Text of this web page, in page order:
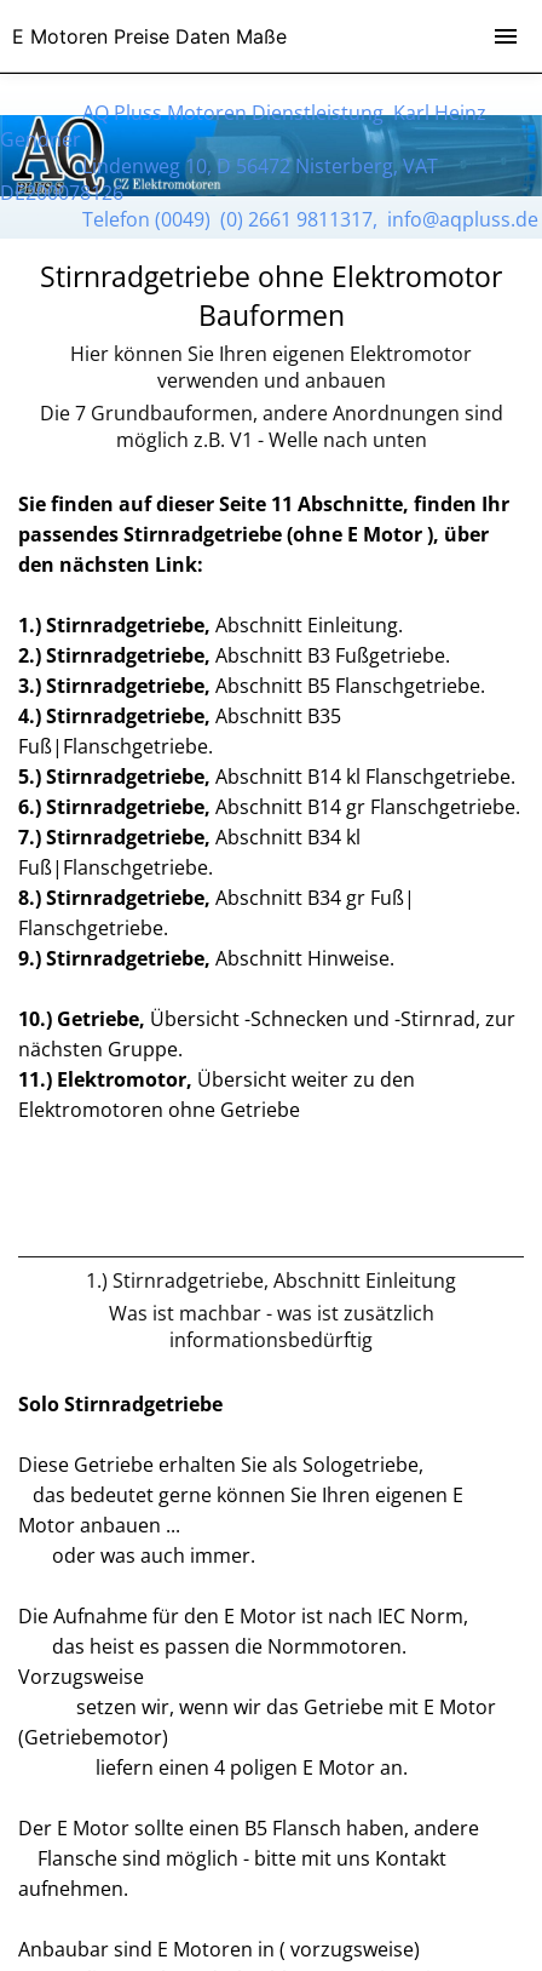
AQ Pluss Motoren Dienstleistung Karl Heinz
Gendner
Lindenweg 10, D 56472 Nisterberg, VAT
DE200078126
Telefon (0049) (0) 2661 9811317, info@aqpluss.de
Stirnradgetriebe ohne Elektromotor
Bauformen
Hier können Sie Ihren eigenen Elektromotor
verwenden und anbauen
Die 7 Grundbauformen, andere Anordnungen sind
möglich z.B. V1 - Welle nach unten
Sie finden auf dieser Seite 11 Abschnitte, finden Ihr
passendesStirnradgetriebe (ohne E Motor ), über
den nächsten Link:
1.) Stirnradgetriebe, Abschnitt Einleitung.
2.)Stirnradgetriebe, Abschnitt B3 Fußgetriebe.
3.)Stirnradgetriebe, Abschnitt B5 Flanschgetriebe.
4.)Stirnradgetriebe, Abschnitt B35
Fuß|Flanschgetriebe.
5.)Stirnradgetriebe, Abschnitt B14 kl Flanschgetriebe.
6.)Stirnradgetriebe, Abschnitt B14 gr Flanschgetriebe.
7.)Stirnradgetriebe, Abschnitt B34 kl
Fuß|Flanschgetriebe.
8.)Stirnradgetriebe, Abschnitt B34 gr Fuß|
Flanschgetriebe.
9.)Stirnradgetriebe, Abschnitt Hinweise.
10.) Getriebe, Übersicht -Schnecken und -Stirnrad, zur
nächsten Gruppe.
11.) Elektromotor, Übersicht weiter zu den
Elektromotoren ohne Getriebe
1.) Stirnradgetriebe, Abschnitt Einleitung
Was ist machbar - was ist zusätzlich
informationsbedürftig
Solo Stirnradgetriebe
Diese Getriebe erhalten Sie als Sologetriebe,
das bedeutet gerne können Sie Ihren eigenen E
Motor anbauen ...
oder was auch immer.
Die Aufnahme für den E Motor ist nach IEC Norm,
das heist es passen die Normmotoren.
Vorzugsweise
setzen wir, wenn wir das Getriebe mit E Motor
(Getriebemotor)
liefern einen 4 poligen E Motor an.
Der E Motor sollte einen B5 Flansch haben, andere
Flansche sind möglich - bitte mit uns Kontakt
aufnehmen.
Anbaubar sind E Motoren in ( vorzugsweise)
E Motoren Preise Daten Maße